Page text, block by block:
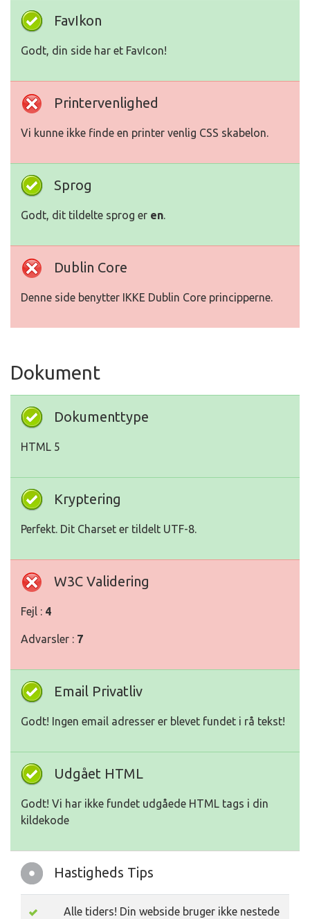
FavIkon
Godt, din side har et FavIcon!
Printervenlighed
Vi kunne ikke finde en printer venlig CSS skabelon.
Sprog
Godt, dit tildelte sprog er en.
Dublin Core
Denne side benytter IKKE Dublin Core principperne.
Dokument
Dokumenttype
HTML 5
Kryptering
Perfekt. Dit Charset er tildelt UTF-8.
W3C Validering
Fejl : 4
Advarsler : 7
Email Privatliv
Godt! Ingen email adresser er blevet fundet i rå tekst!
Udgået HTML
Godt! Vi har ikke fundet udgåede HTML tags i din
kildekode
Hastigheds Tips
Alle tiders! Din webside bruger ikke nestede